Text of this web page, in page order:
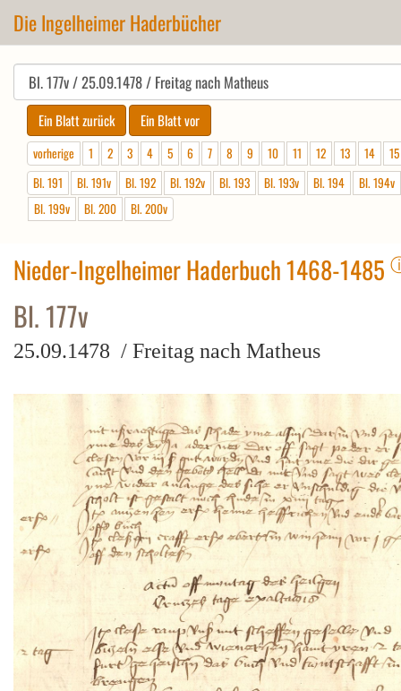
Die Ingelheimer Haderbücher
vorherige 1 2 3 4 5 6 7 8 9 10 11 12 13 14
15
Bl. 191
Bl. 191v Bl. 192 Bl. 192v Bl. 193 Bl. 193v Bl. 194
Bl. 194v
Bl. 199v
Bl. 200 Bl. 200v
Nieder-Ingelheimer Haderbuch 1468-1485
Bl. 177v
25.09.1478 / Freitag nach Matheus